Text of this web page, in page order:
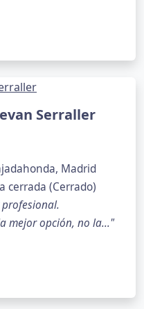
Serraller
Madrid
cerrada (Cerrado)
mejor opción, no la..."